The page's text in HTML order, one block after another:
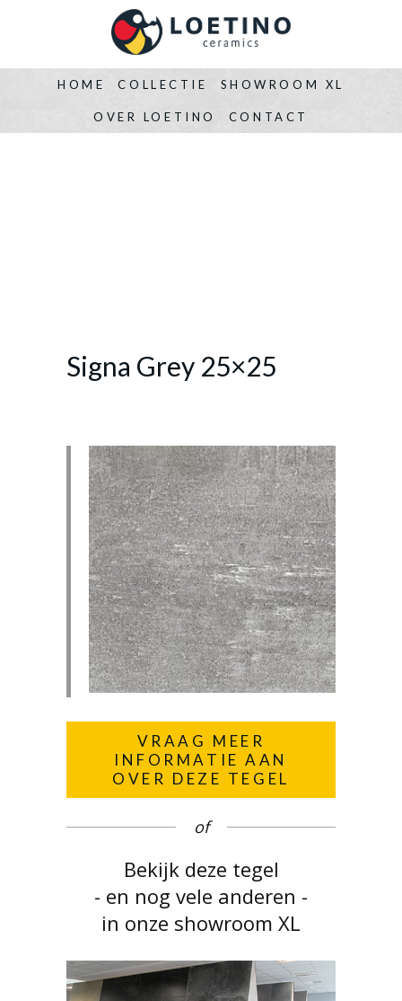
HOME COLLECTIE SHOWROOM XL
OVER LOETINO CONTACT
Signa Grey 25×25
VRAAG MEER
INFORMATIE AAN
OVER DEZE TEGEL
of
Bekijk deze tegel
- en nog vele anderen -
in onze showroom XL